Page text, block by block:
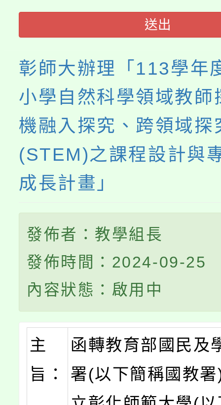
送出
彰師大辦理「113學年
小學自然科學領域教師
機融入探究、跨領域探
(STEM)之課程設計與
成長計畫」
發佈者：教學組長
發佈時間：2024-09-25
內容狀態：啟用中
主
旨：
函轉教育部國民及
署(以下簡稱國教